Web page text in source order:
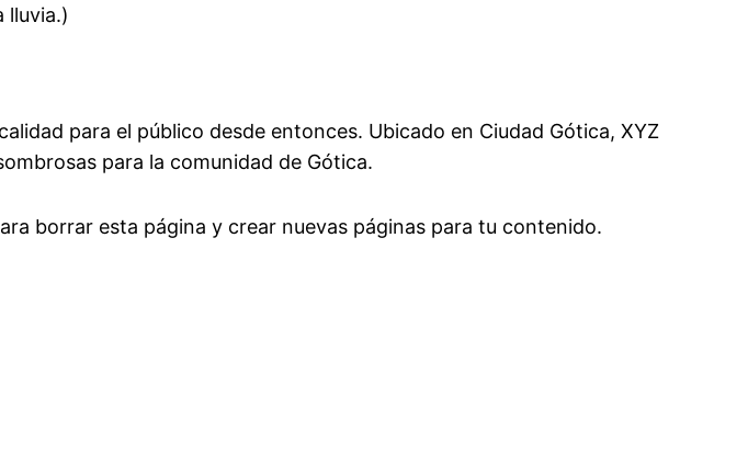
lluvia.)
para el público desde entonces. Ubicado en Ciudad Gótica, XYZ
para la comunidad de Gótica.
borrar esta página y crear nuevas páginas para tu contenido.